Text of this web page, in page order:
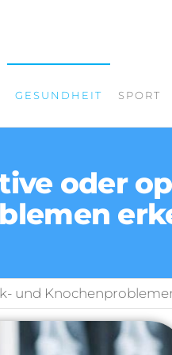
GESUNDHEIT SPORT
oder
und